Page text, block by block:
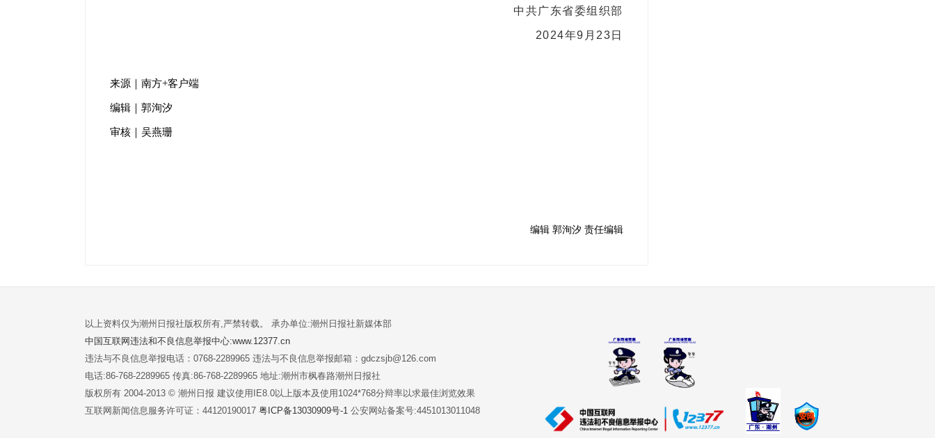
中共广东省委组织部
2024年9月23日
来源｜南方+客户端
编辑｜郭洵汐
审核｜吴燕珊
编辑 郭洵汐 责任编辑
以上资料仅为潮州日报社版权所有,严禁转载。 承办单位:潮州日报社新媒体部
中国互联网违法和不良信息举报中心:www.12377.cn
违法与不良信息举报电话：0768-2289965 违法与不良信息举报邮箱：gdczsjb@126.com
电话:86-768-2289965 传真:86-768-2289965 地址:潮州市枫春路潮州日报社
版权所有 2004-2013 © 潮州日报 建议使用IE8.0以上版本及使用1024*768分辩率以求最佳浏览效果
互联网新闻信息服务许可证：44120190017 粤ICP备13030909号-1 公安网站备案号:4451013011048